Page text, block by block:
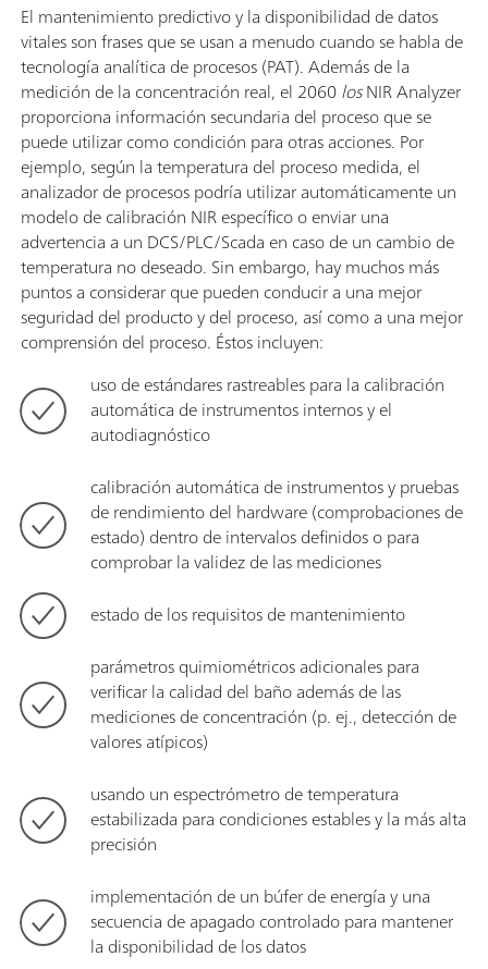
El mantenimiento predictivo y la disponibilidad de datos
vitales son frases que se usan a menudo cuando se habla de
tecnología analítica de procesos (PAT). Además de la
medición de la concentración real, el 2060losNIR Analyzer
proporciona información secundaria del proceso que se
puede utilizar como condición para otras acciones. Por
ejemplo, según la temperatura del proceso medida, el
analizador de procesos podría utilizar automáticamente un
modelo de calibración NIR específico o enviar una
advertencia a un DCS/PLC/Scada en caso de un cambio de
temperatura no deseado. Sin embargo, hay muchos más
puntos a considerar que pueden conducir a una mejor
seguridad del producto y del proceso, así como a una mejor
comprensión del proceso. Éstos incluyen:
uso de estándares rastreables para la calibración
automática de instrumentos internos y el
autodiagnóstico
calibración automática de instrumentos y pruebas
de rendimiento del hardware (comprobaciones de
estado) dentro de intervalos definidos o para
comprobar la validez de las mediciones
estado de los requisitos de mantenimiento
parámetros quimiométricos adicionales para
verificar la calidad del baño además de las
mediciones de concentración (p. ej., detección de
valores atípicos)
usando un espectrómetro de temperatura
estabilizada para condiciones estables y la más alta
precisión
implementación de un búfer de energía y una
secuencia de apagado controlado para mantener
la disponibilidad de los datos